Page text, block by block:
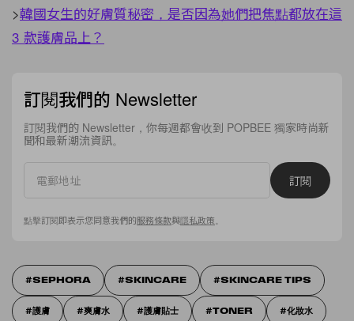
>韓國女生的好膚質秘密，是否因為她們把焦點都放在這
3 款護膚品上？
訂閱我們的 Newsletter
訂閱我們的 Newsletter，你每週都會收到 POPBEE 獨家時尚新
聞和最新潮流資訊。
訂閱
點擊訂閱即表示您同意我們的服務條款與隱私政策
SEPHORA SKINCARE SKINCARE TIPS
護膚 爽膚水 護膚貼士 TONER 化妝水